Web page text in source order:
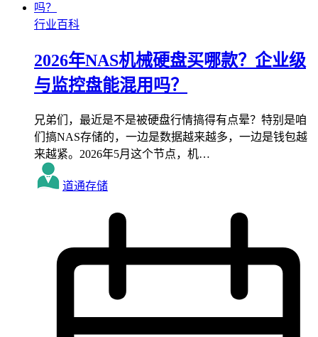
行业百科
2026年NAS机械硬盘买哪款？企业级
与监控盘能混用吗？
兄弟们，最近是不是被硬盘行情搞得有点晕？特别是咱
们搞NAS存储的，一边是数据越来越多，一边是钱包越
来越紧。2026年5月这个节点，机…
道通存储